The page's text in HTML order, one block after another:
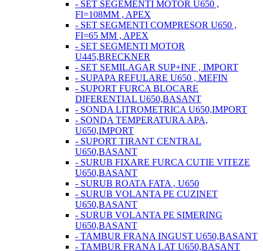
- SET SEGEMENTI MOTOR U650 ,
FI=108MM , APEX
- SET SEGMENTI COMPRESOR U650 ,
FI=65 MM , APEX
- SET SEGMENTI MOTOR
U445,BRECKNER
- SET SEMILAGAR SUP+INF , IMPORT
- SUPAPA REFULARE U650 , MEFIN
- SUPORT FURCA BLOCARE
DIFERENTIAL U650,BASANT
- SONDA LITROMETRICA U650,IMPORT
- SONDA TEMPERATURA APA,
U650,IMPORT
- SUPORT TIRANT CENTRAL
U650,BASANT
- SURUB FIXARE FURCA CUTIE VITEZE
U650,BASANT
- SURUB ROATA FATA , U650
- SURUB VOLANTA PE CUZINET
U650,BASANT
- SURUB VOLANTA PE SIMERING
U650,BASANT
- TAMBUR FRANA INGUST U650,BASANT
- TAMBUR FRANA LAT U650,BASANT